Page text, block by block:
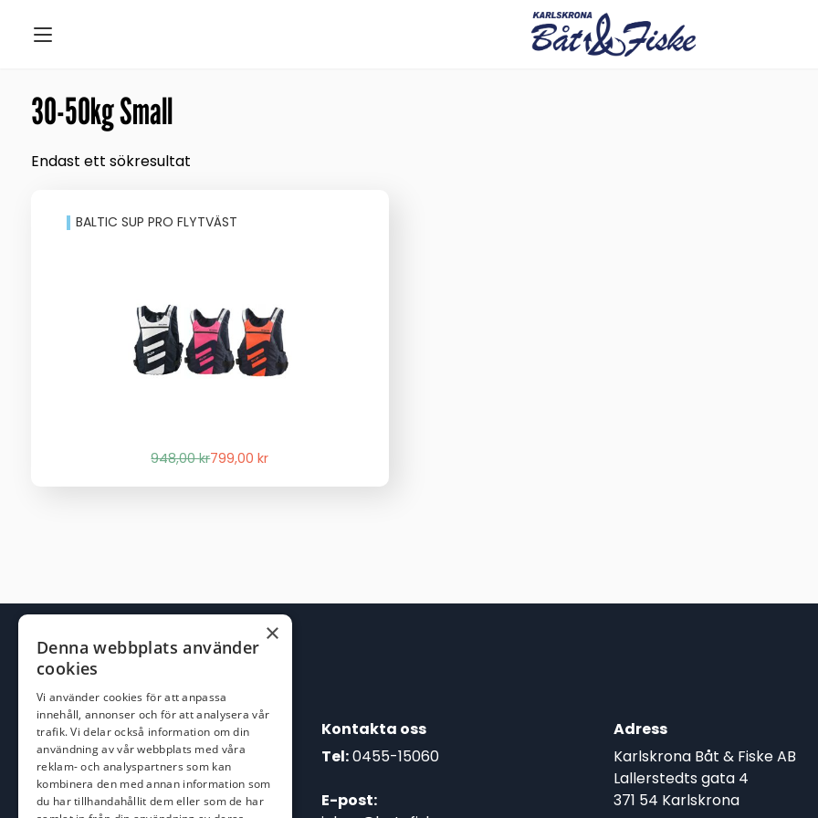
30-50kg Small
Endast ett sökresultat
BALTIC SUP PRO FLYTVÄST
948,00krDet
799,00kr
Det
Kontakta oss
Tel:0455-15060
E-post:
Adress
Karlskrona Båt & Fiske AB
Lallerstedts gata 4
371 54 Karlskrona
×
Denna webbplats använder
cookies
Vi använder cookies för att anpassa
innehåll, annonser och för att analysera vår
trafik. Vi delar också information om din
användning av vår webbplats med våra
reklam- och analyspartners som kan
kombinera den med annan information som
du har tillhandahållit dem eller som de har